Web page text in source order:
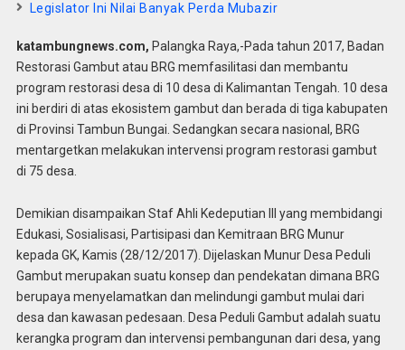
Legislator Ini Nilai Banyak Perda Mubazir
katambungnews.com, Palangka Raya,-Pada tahun 2017, Badan
Restorasi Gambut atau BRG memfasilitasi dan membantu
program restorasi desa di 10 desa di Kalimantan Tengah. 10 desa
ini berdiri di atas ekosistem gambut dan berada di tiga kabupaten
di Provinsi Tambun Bungai. Sedangkan secara nasional, BRG
mentargetkan melakukan intervensi program restorasi gambut
di 75 desa.
Demikian disampaikan Staf Ahli Kedeputian III yang membidangi
Edukasi, Sosialisasi, Partisipasi dan Kemitraan BRG Munur
kepada GK, Kamis (28/12/2017). Dijelaskan Munur Desa Peduli
Gambut merupakan suatu konsep dan pendekatan dimana BRG
berupaya menyelamatkan dan melindungi gambut mulai dari
desa dan kawasan pedesaan. Desa Peduli Gambut adalah suatu
kerangka program dan intervensi pembangunan dari desa, yang